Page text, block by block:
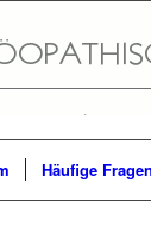
Häufige Fragen